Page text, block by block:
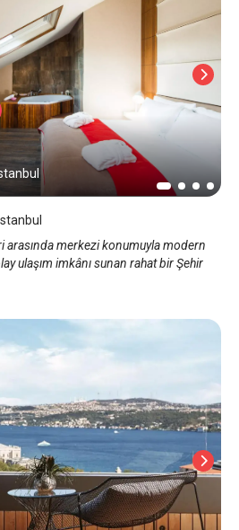
arasında merkezi konumuyla modern
ulaşım imkânı sunan rahat bir Şehir